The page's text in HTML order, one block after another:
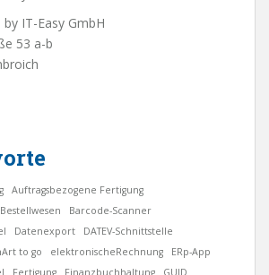
by IT-Easy GmbH
53 a-b
Auftragsbezogene Fertigung
Barcode-Scanner
Datenexport
DATEV-Schnittstelle
to go elektronischeRechnung
ERp-App
Fertigung Finanzbuchhaltung
GUID